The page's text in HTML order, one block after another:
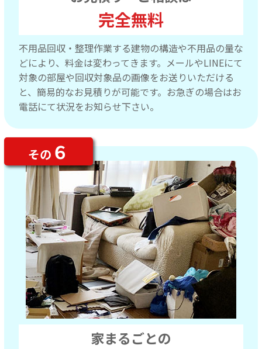
完全無料
不用品回収・整理作業する建物の構造や不用品の量な
どにより、料金は変わってきます。メールやLINEにて
対象の部屋や回収対象品の画像をお送りいただける
と、簡易的なお見積りが可能です。お急ぎの場合はお
電話にて状況をお知らせ下さい。
家まるごとの
その ６